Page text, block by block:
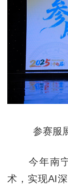
参赛服
今年南宁
术，实现AI